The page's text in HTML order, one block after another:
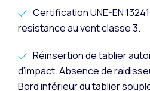
Certification UNE-EN
résistance au vent classe 3.
Réinsertion de tablier
d’impact. Absence de
Bord inférieur du tablier